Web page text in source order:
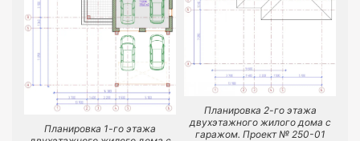
Планировка 1-го этажа
Планировка 2-го этажа
двухэтажного жилого дома с
гаражом. Проект № 250-01